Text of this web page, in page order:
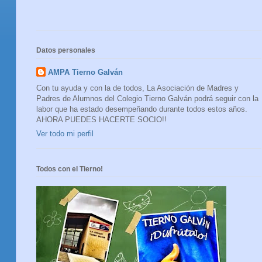
Datos personales
AMPA Tierno Galván
Con tu ayuda y con la de todos, La Asociación de Madres y
Padres de Alumnos del Colegio Tierno Galván podrá seguir con la
labor que ha estado desempeñando durante todos estos años.
AHORA PUEDES HACERTE SOCIO!!
Ver todo mi perfil
Todos con el Tierno!